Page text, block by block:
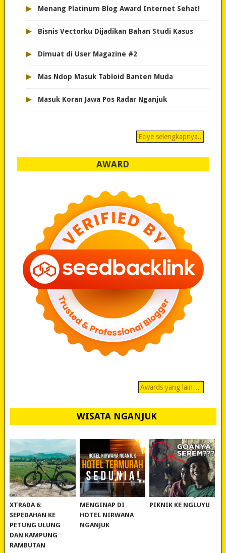
▸ Menang Platinum Blog Award Internet Sehat!
▸ Bisnis Vectorku Dijadikan Bahan Studi Kasus
▸ Dimuat di User Magazine #2
▸ Mas Ndop Masuk Tabloid Banten Muda
▸ Masuk Koran Jawa Pos Radar Nganjuk
Eciye selengkapnya..
AWARD
Awards yang lain…
WISATA NGANJUK
REVIEW POLYGON
XTRADA 6:
SEPEDAHAN KE
PETUNG ULUNG
DAN KAMPUNG
RAMBUTAN
MURAH BANGET!
MENGINAP DI
HOTEL NIRWANA
NGANJUK
WISATA NGANJUK:
PIKNIK KE NGLUYU